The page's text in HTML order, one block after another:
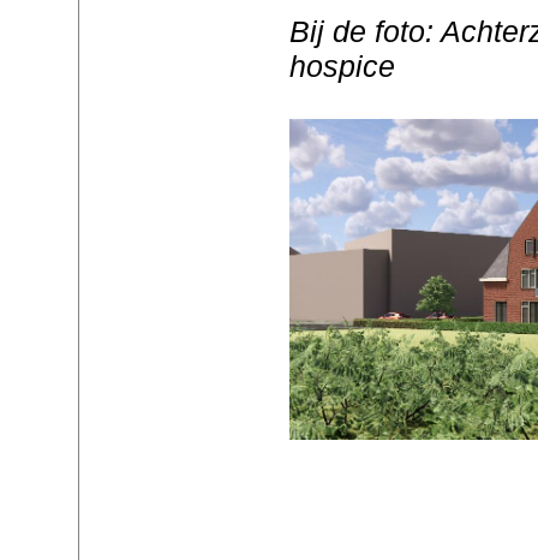
Bij de foto:
hospice